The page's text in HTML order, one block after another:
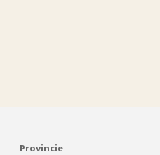
Provincie